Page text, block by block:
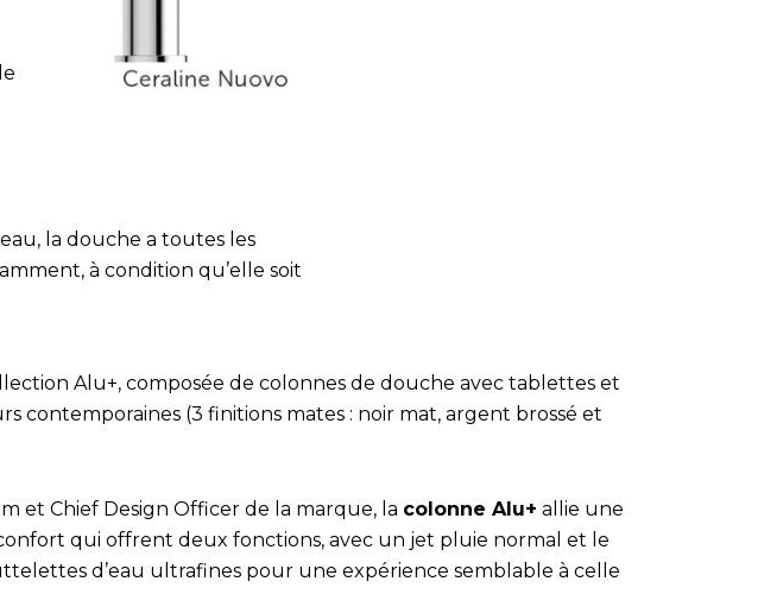
la douche a toutes les
à condition qu’elle soit
Alu+, composée de colonnes de douche avec tablettes et
contemporaines (3 finitions mates : noir mat, argent brossé et
et Chief Design Officer de la marque, la colonne Alu+ allie une
qui offrent deux fonctions, avec un jet pluie normal et le
d’eau ultrafines pour une expérience semblable à celle